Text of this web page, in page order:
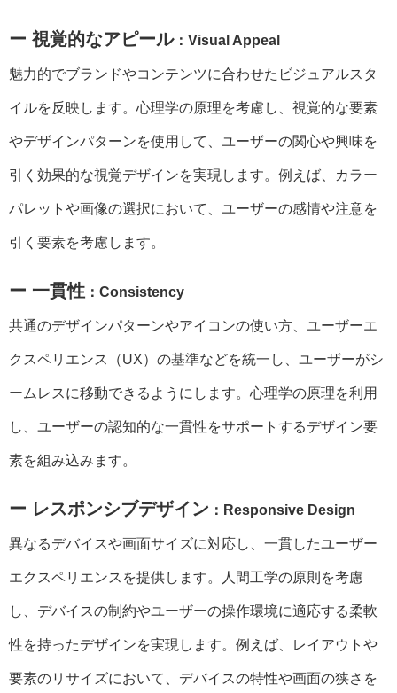
ー 視覚的なアピール：Visual Appeal
魅力的でブランドやコンテンツに合わせたビジュアルスタ
イルを反映します。心理学の原理を考慮し、視覚的な要素
やデザインパターンを使用して、ユーザーの関心や興味を
引く効果的な視覚デザインを実現します。例えば、カラー
パレットや画像の選択において、ユーザーの感情や注意を
引く要素を考慮します。
ー 一貫性 ：Consistency
共通のデザインパターンやアイコンの使い方、ユーザーエ
クスペリエンス（UX）の基準などを統一し、ユーザーがシ
ームレスに移動できるようにします。心理学の原理を利用
し、ユーザーの認知的な一貫性をサポートするデザイン要
素を組み込みます。
ー レスポンシブデザイン ：Responsive Design
異なるデバイスや画面サイズに対応し、一貫したユーザー
エクスペリエンスを提供します。人間工学の原則を考慮
し、デバイスの制約やユーザーの操作環境に適応する柔軟
性を持ったデザインを実現します。例えば、レイアウトや
要素のリサイズにおいて、デバイスの特性や画面の狭さを